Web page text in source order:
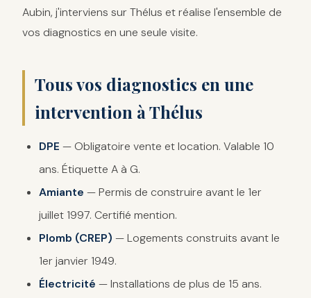
Aubin, j'interviens sur Thélus et réalise l'ensemble de
vos diagnostics en une seule visite.
Tous vos diagnostics en une
intervention à Thélus
DPE — Obligatoire vente et location. Valable 10
ans. Étiquette A à G.
Amiante — Permis de construire avant le 1er
juillet 1997. Certifié mention.
Plomb (CREP) — Logements construits avant le
1er janvier 1949.
Électricité — Installations de plus de 15 ans.